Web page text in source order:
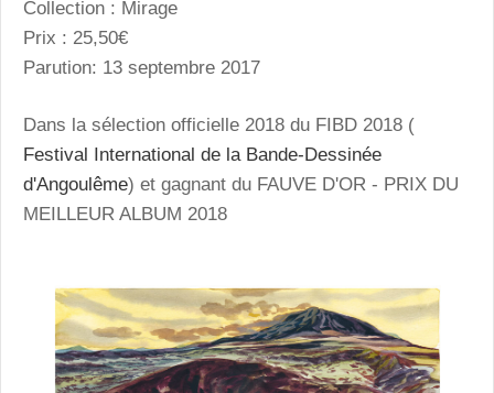
Collection : Mirage
Prix : 25,50€
Parution: 13 septembre 2017
Dans la sélection officielle 2018 du FIBD 2018 (
Festival International de la Bande-Dessinée
d'Angoulême) et gagnant du FAUVE D'OR - PRIX DU
MEILLEUR ALBUM 2018